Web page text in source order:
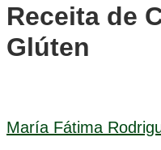
Receita de
Glúten
María Fátima